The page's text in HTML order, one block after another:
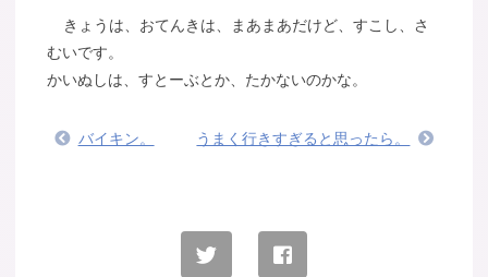
きょうは、おてんきは、まあまあだけど、すこし、さ
むいです。
かいぬしは、すとーぶとか、たかないのかな。
バイキン。 うまく行きすぎると思ったら。